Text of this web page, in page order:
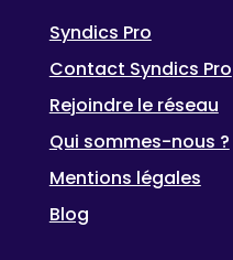
Syndics Pro
Contact Syndics Pro
Rejoindre le réseau
Qui sommes-nous ?
Mentions légales
Blog